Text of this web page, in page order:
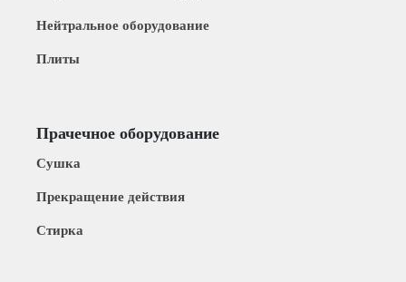
Нейтральное оборудование
Плиты
Прачечное оборудование
Сушка
Прекращение действия
Стирка